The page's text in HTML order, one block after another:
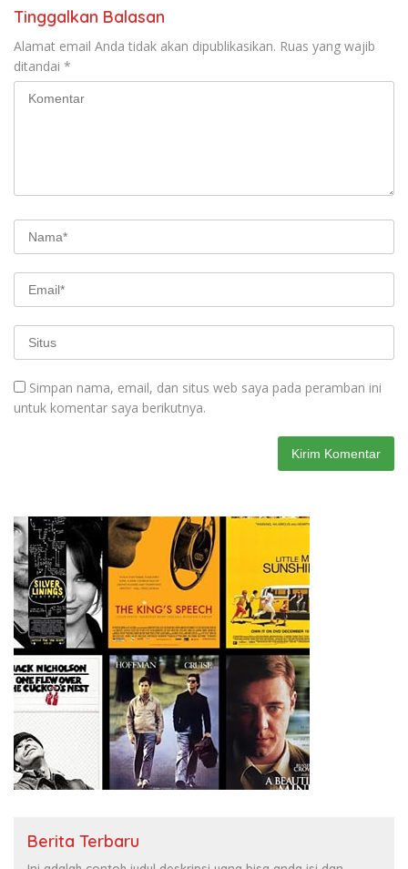
Tinggalkan Balasan
Alamat email Anda tidak akan dipublikasikan. Ruas yang wajib
ditandai *
Simpan nama, email, dan situs web saya pada peramban ini
untuk komentar saya berikutnya.
Berita Terbaru